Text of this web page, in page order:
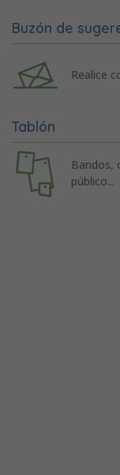
Buzón de
Realice
Tablón
Bandos,
público...